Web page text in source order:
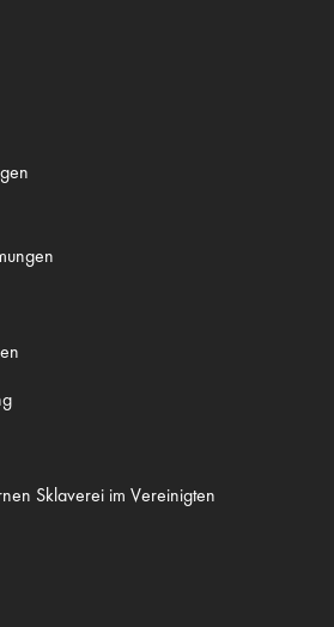
Sklaverei im Vereinigten